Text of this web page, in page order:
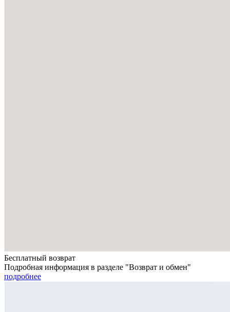
Бесплатный возврат
Подробная информация в разделе "Возврат и обмен"
подробнее